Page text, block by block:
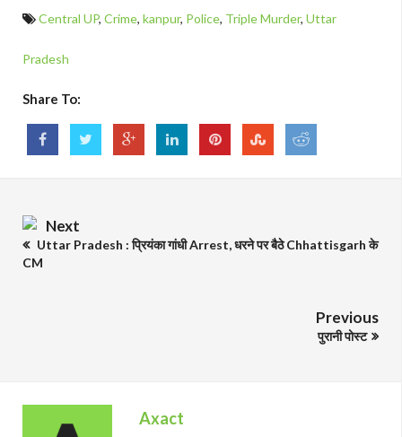
Central UP, Crime, kanpur, Police, Triple Murder, Uttar
Pradesh
Share To:
Next
Uttar Pradesh : प्रियंका गांधी Arrest, धरने पर बैठे Chhattisgarh के
CM
Previous
पुरानी पोस्ट
Axact